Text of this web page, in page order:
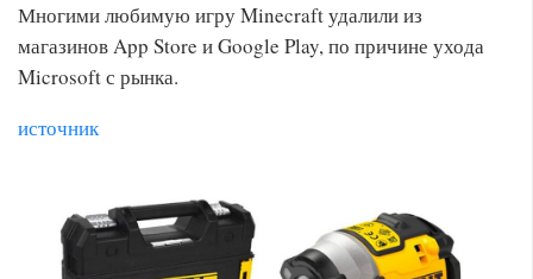
Многими любимую игру Minecraft удалили из
магазинов App Store и Google Play, по причине ухода
Microsoft с рынка.
источник